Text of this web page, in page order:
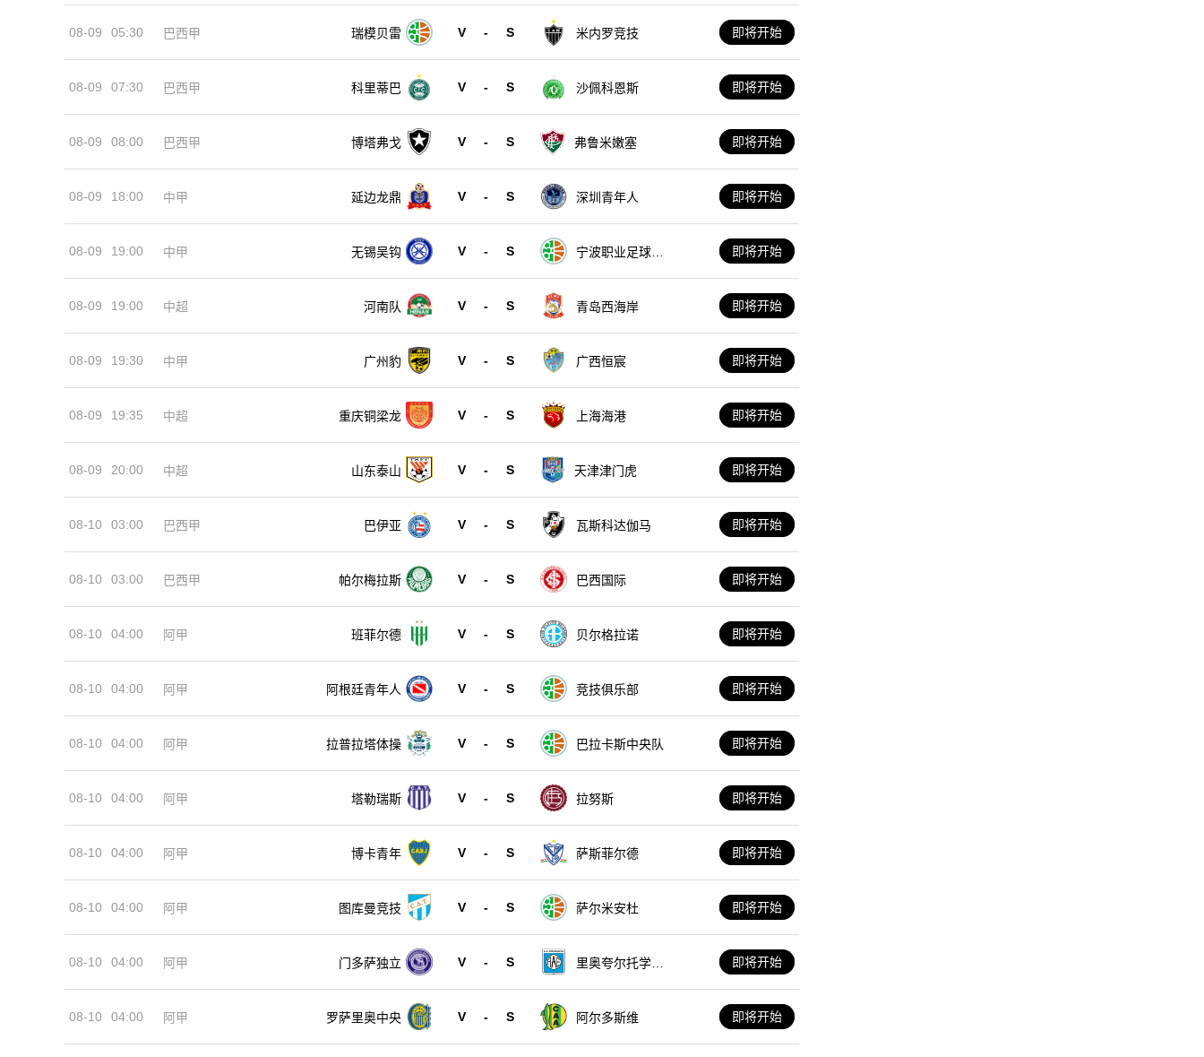
08-09 05:30 巴西甲 瑞模贝雷 V - S 米内罗竞技 即将开始
08-09 07:30 巴西甲 科里蒂巴 V - S 沙佩科恩斯 即将开始
08-09 08:00 巴西甲 博塔弗戈 V - S 弗鲁米嫩塞 即将开始
08-09 18:00 中甲 延边龙鼎 V - S 深圳青年人 即将开始
08-09 19:00 中甲 无锡吴钩 V - S
宁波职业足球俱
即将开始
08-09 19:00 中超 河南队 V - S 青岛西海岸 即将开始
08-09 19:30 中甲 广州豹 V - S 广西恒宸 即将开始
08-09 19:35 中超 重庆铜梁龙 V - S 上海海港 即将开始
08-09 20:00 中超 山东泰山 V - S 天津津门虎 即将开始
08-10 03:00 巴西甲 巴伊亚 V - S 瓦斯科达伽马 即将开始
08-10 03:00 巴西甲 帕尔梅拉斯 V - S 巴西国际 即将开始
08-10 04:00 阿甲 班菲尔德 V - S 贝尔格拉诺 即将开始
08-10 04:00 阿甲 阿根廷青年人 V - S 竞技俱乐部 即将开始
08-10 04:00 阿甲 拉普拉塔体操 V - S 巴拉卡斯中央队 即将开始
08-10 04:00 阿甲 塔勒瑞斯 V - S 拉努斯 即将开始
08-10 04:00 阿甲 博卡青年 V - S 萨斯菲尔德 即将开始
08-10 04:00 阿甲 图库曼竞技 V - S 萨尔米安杜 即将开始
08-10 04:00 阿甲 门多萨独立 V - S
里奥夸尔托学生
即将开始
08-10 04:00 阿甲 罗萨里奥中央 V - S 阿尔多斯维 即将开始